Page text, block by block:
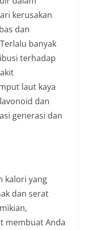
kerusakan
dan
banyak
terhadap
laut kaya
dan
generasi dan
kalori yang
dan serat
membuat Anda